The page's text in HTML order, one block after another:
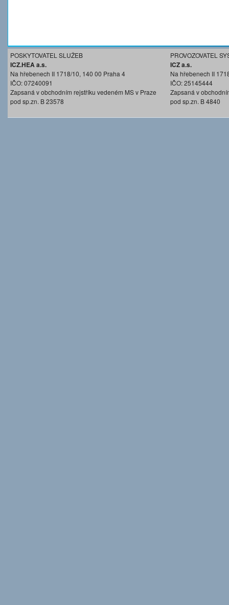
POSKYTOVATEL SLUŽEB
ICZ.HEA a.s.
Na hřebenech II 1718/10, 140 00 Praha 4
IČO: 07240091
Zapsaná v obchodním rejstříku vedeném MS v Praze
pod sp.zn. B 23578
PROVOZOVATEL
ICZ a.s.
Na hřebenech II
IČO: 25145444
Zapsaná v
pod sp.zn. B 4840